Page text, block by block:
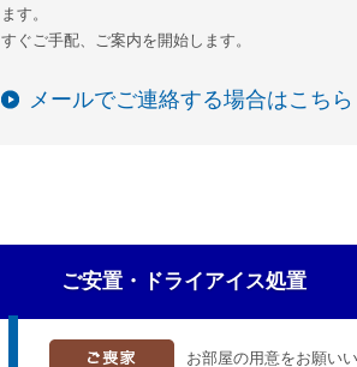
ます。
すぐご手配、ご案内を開始します。
メールでご連絡する場合はこちら
ご安置・ドライアイス処置
お部屋の用意をお願いい